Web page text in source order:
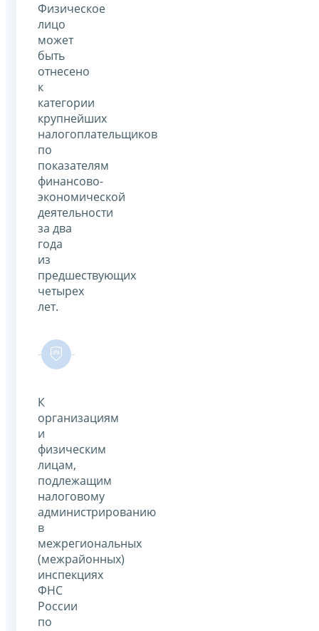
Физическое
лицо
может
быть
отнесено
к
категории
крупнейших
налогоплательщиков
по
показателям
финансово-
экономической
деятельности
за два
года
из
предшествующих
четырех
лет.
К
организациям
и
физическим
лицам,
подлежащим
налоговому
администрированию
в
межрегиональных
(межрайонных)
инспекциях
ФНС
России
по